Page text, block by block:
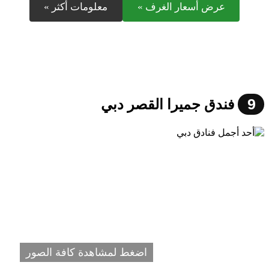
عرض أسعار الغرف » معلومات أكثر »
9 فندق جميرا القصر دبي
اضغط لمشاهدة كافة الصور